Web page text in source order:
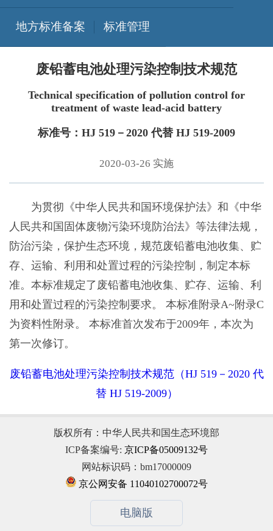
地方标准备案 标准管理
废铅蓄电池处理污染控制技术规范
Technical specification of pollution control for
treatment of waste lead-acid battery
标准号：HJ 519－2020 代替 HJ 519-2009
2020-03-26 实施
为贯彻《中华人民共和国环境保护法》和《中华
人民共和国固体废物污染环境防治法》等法律法规，
防治污染，保护生态环境，规范废铅蓄电池收集、贮
存、运输、利用和处置过程的污染控制，制定本标
准。本标准规定了废铅蓄电池收集、贮存、运输、利
用和处置过程的污染控制要求。 本标准附录A~附录C
为资料性附录。 本标准首次发布于2009年，本次为
第一次修订。
废铅蓄电池处理污染控制技术规范（HJ 519－2020 代
替 HJ 519-2009）
版权所有：中华人民共和国生态环境部
ICP备案编号: 京ICP备05009132号
网站标识码：bm17000009
京公网安备 11040102700072号
电脑版